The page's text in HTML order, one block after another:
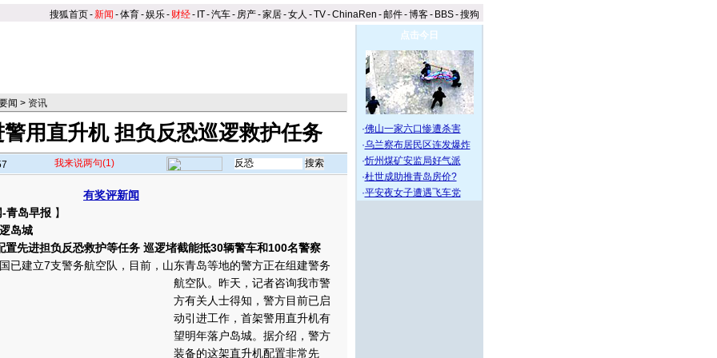
搜狐首页-新闻 -体育-娱乐- 财经- IT-汽车- 房产-家居-女人 -TV-ChinaRen -邮件-博客- BBS-搜狗
闻 > 资讯
用直升机 担负反恐巡逻救护任务
我来说两句(1)
有奖评新闻
青岛早报 】
岛城
置先进担负反恐救护等任务 巡逻堵截能抵30辆警车和100名警察
建立7支警务航空队，目前，山东青岛等地的警方正在组建警务
航空队。 昨天，记者咨询我市警
方有关人士得知，警方目前已启
动引进工作，首架警用直升机有
望明年落户岛城。据介绍，警方
装备的这架直升机配置非常先
点击今日
·佛山一家六口惨遭杀害
·乌兰察布居民区连发爆炸
·忻州煤矿安监局好气派
·杜世成助推青岛房价?
·平安夜女子遭遇飞车党